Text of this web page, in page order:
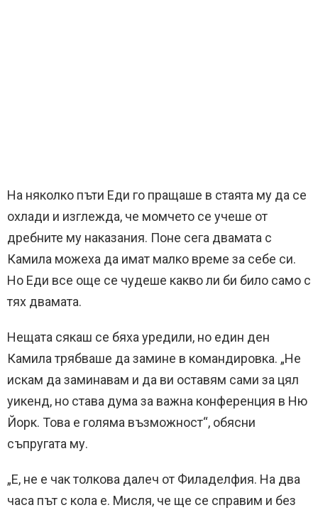
На няколко пъти Еди го пращаше в стаята му да се
охлади и изглежда, че момчето се учеше от
дребните му наказания. Поне сега двамата с
Камила можеха да имат малко време за себе си.
Но Еди все още се чудеше какво ли би било само с
тях двамата.
Нещата сякаш се бяха уредили, но един ден
Камила трябваше да замине в командировка. „Не
искам да заминавам и да ви оставям сами за цял
уикенд, но става дума за важна конференция в Ню
Йорк. Това е голяма възможност“, обясни
съпругата му.
„Е, не е чак толкова далеч от Филаделфия. На два
часа път с кола е. Мисля, че ще се справим и без